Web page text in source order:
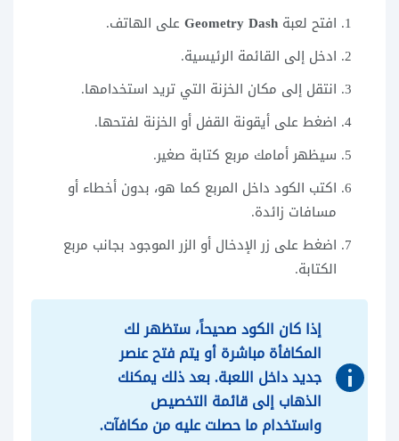
افتح لعبة Geometry Dash على الهاتف.
ادخل إلى القائمة الرئيسية.
انتقل إلى مكان الخزنة التي تريد استخدامها.
اضغط على أيقونة القفل أو الخزنة لفتحها.
سيظهر أمامك مربع كتابة صغير.
اكتب الكود داخل المربع كما هو، بدون أخطاء أو
مسافات زائدة.
اضغط على زر الإدخال أو الزر الموجود بجانب مربع
الكتابة.
إذا كان الكود صحيحاً، ستظهر لك
المكافأة مباشرة أو يتم فتح عنصر
جديد داخل اللعبة. بعد ذلك يمكنك
الذهاب إلى قائمة التخصيص
واستخدام ما حصلت عليه من مكافآت.